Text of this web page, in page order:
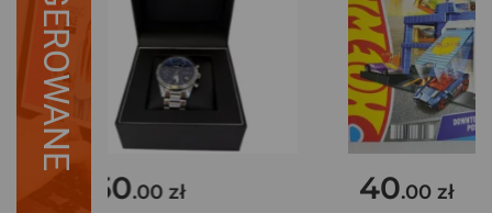
SUGEROWANE
450.00 zł 40.00 zł